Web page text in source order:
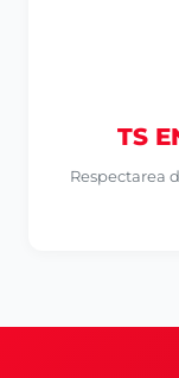
TS
Respectarea